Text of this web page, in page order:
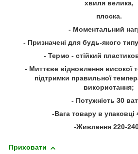
хвиля велика,
плоска.
- Моментальний
- Призначені для будь-якого
- Термо - стійкий
- Миттєве відновлення високої
підтримки правильної
використання;
- Потужність 30
-Вага товару в упаковці
-Живлення 220-
Приховати